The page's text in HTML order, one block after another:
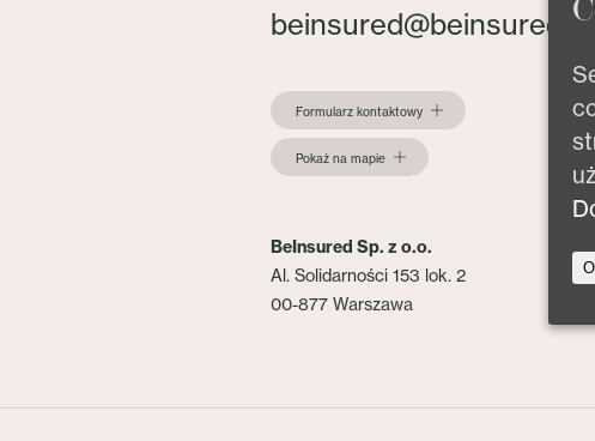
beinsured@beinsured.pl
Formularz kontaktowy
Pokaż na mapie
BeInsured Sp. z o.o.
Al. Solidarności 153 lok. 2
00-877 Warszawa